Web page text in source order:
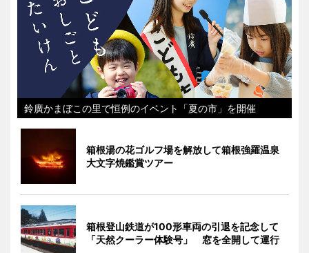
鈴廣かまぼこの里で恒例のイベント「夏の市」を開催
箱根湯の花ゴルフ場を解放して箱根強羅温泉
大文字焼鑑賞ツアー
箱根登山鉄道が100形車両の引退を記念して
「天然クーラー体験号」 窓を全開して運行